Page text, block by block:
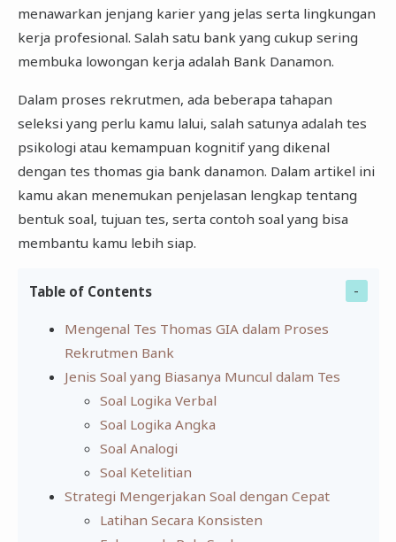
menawarkan jenjang karier yang jelas serta lingkungan
kerja profesional. Salah satu bank yang cukup sering
membuka lowongan kerja adalah Bank Danamon.
Dalam proses rekrutmen, ada beberapa tahapan
seleksi yang perlu kamu lalui, salah satunya adalah tes
psikologi atau kemampuan kognitif yang dikenal
dengan tes thomas gia bank danamon. Dalam artikel ini
kamu akan menemukan penjelasan lengkap tentang
bentuk soal, tujuan tes, serta contoh soal yang bisa
membantu kamu lebih siap.
Table of Contents
Mengenal Tes Thomas GIA dalam Proses
Rekrutmen Bank
Jenis Soal yang Biasanya Muncul dalam Tes
Soal Logika Verbal
Soal Logika Angka
Soal Analogi
Soal Ketelitian
Strategi Mengerjakan Soal dengan Cepat
Latihan Secara Konsisten